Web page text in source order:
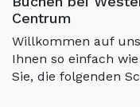
Centrum
Willkommen auf
Ihnen so einfach
Sie, die folgenden